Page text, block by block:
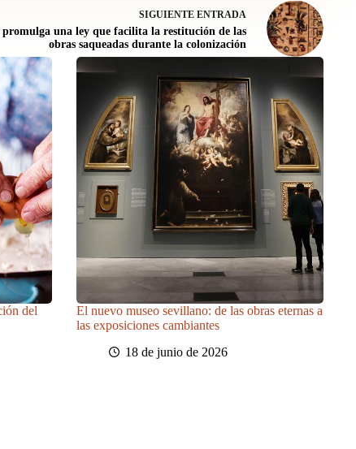
SIGUIENTE ENTRADA
una ley que facilita la restitución de las
obras saqueadas durante la colonización
del
El nuevo museo sevillano: de las obras eternas a
las exposiciones cambiantes
18 de junio de 2026